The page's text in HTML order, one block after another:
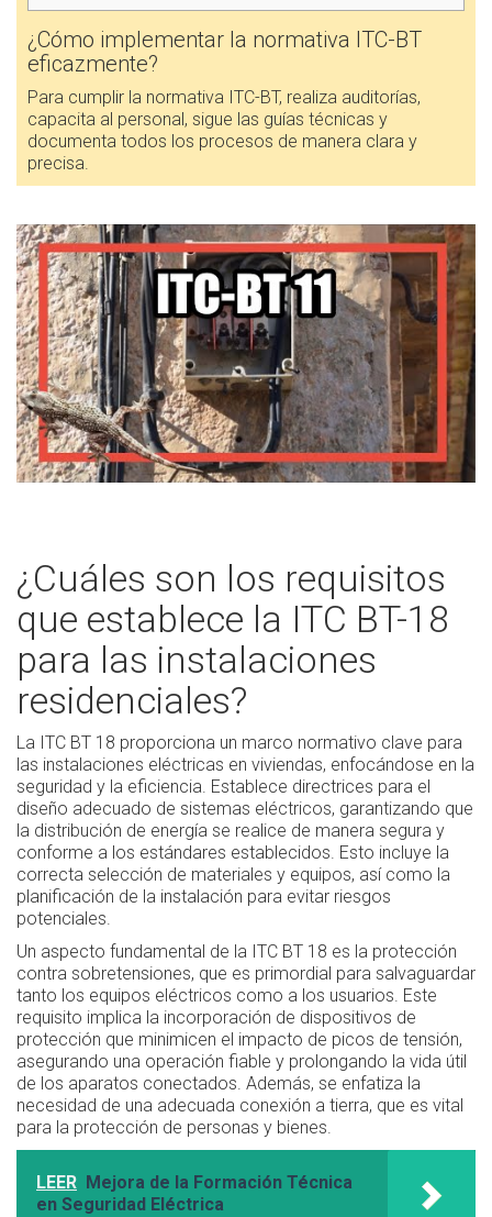
¿Cómo implementar la normativa ITC-BT
eficazmente?
Para cumplir la normativa ITC-BT, realiza auditorías,
capacita al personal, sigue las guías técnicas y
documenta todos los procesos de manera clara y
precisa.
¿Cuáles son los requisitos
que establece la ITC BT-18
para las instalaciones
residenciales?
La ITC BT 18 proporciona un marco normativo clave para
las instalaciones eléctricas en viviendas, enfocándose en la
seguridad y la eficiencia. Establece directrices para el
diseño adecuado de sistemas eléctricos, garantizando que
la distribución de energía se realice de manera segura y
conforme a los estándares establecidos. Esto incluye la
correcta selección de materiales y equipos, así como la
planificación de la instalación para evitar riesgos
potenciales.
Un aspecto fundamental de la ITC BT 18 es la protección
contra sobretensiones, que es primordial para salvaguardar
tanto los equipos eléctricos como a los usuarios. Este
requisito implica la incorporación de dispositivos de
protección que minimicen el impacto de picos de tensión,
asegurando una operación fiable y prolongando la vida útil
de los aparatos conectados. Además, se enfatiza la
necesidad de una adecuada conexión a tierra, que es vital
para la protección de personas y bienes.
LEER Mejora de la Formación Técnica
en Seguridad Eléctrica